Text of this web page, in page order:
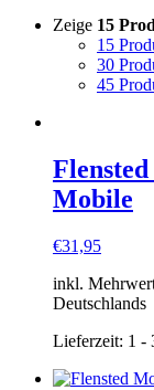
Zeige 15
15
30
45
Mobile
€31,95
inkl.
Deutschlands
Lieferzeit: 1 -